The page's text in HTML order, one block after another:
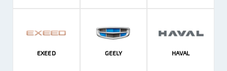
EXEED GEELY HAVAL